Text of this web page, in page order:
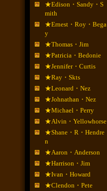
★Edison・Sandy・S
mith
★Ernest・Roy・Bega
y
★Thomas・Jim
★Patricia・Bedonie
★Jennifer・Curtis
★Ray・Skts
★Leonard・Nez
★Johnathan・Nez
★Michael・Perry
★Alvin・Yellowhorse
★Shane・R・Hendre
n
★Aaron・Anderson
★Harrison・Jim
★Ivan・Howard
★Clendon・Pete